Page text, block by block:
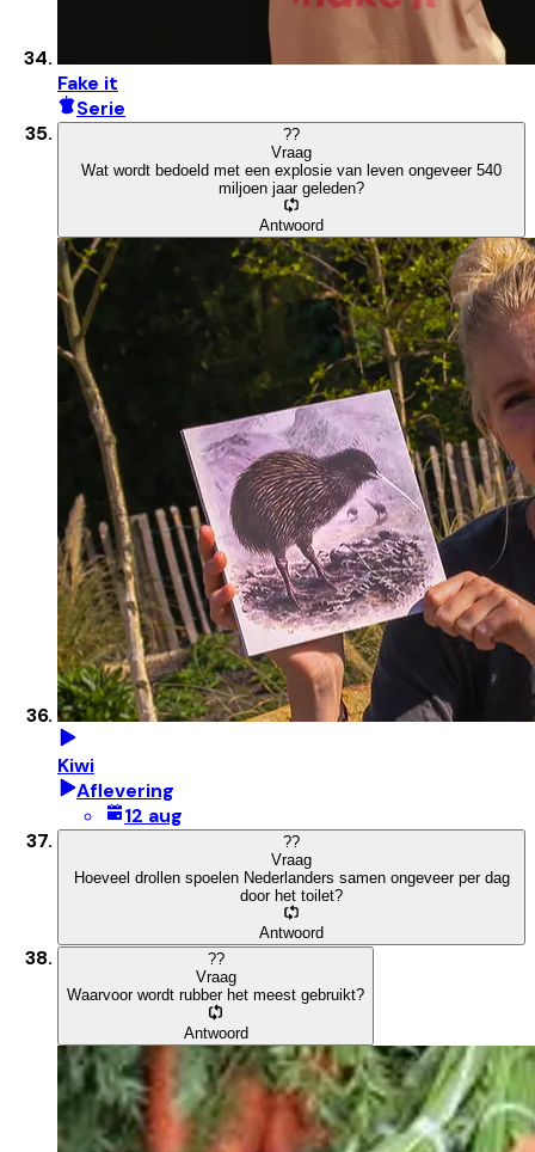
Fake it
Serie
??
Vraag
Wat wordt bedoeld met een explosie van leven ongeveer 540
miljoen jaar geleden?
Antwoord
Kiwi
Aflevering
12 aug
??
Vraag
Hoeveel drollen spoelen Nederlanders samen ongeveer per dag
door het toilet?
Antwoord
??
Vraag
Waarvoor wordt rubber het meest gebruikt?
Antwoord